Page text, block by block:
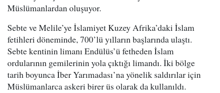
Müslümanlardan oluşuyor.
Sebte ve Melile’ye İslamiyet Kuzey Afrika’daki İslam
fetihleri döneminde, 700’lü yılların başlarında ulaştı.
Sebte kentinin limanı Endülüs’ü fetheden İslam
ordularının gemilerinin yola çıktığı limandı. İki bölge
tarih boyunca İber Yarımadası’na yönelik saldırılar için
Müslümanlarca askeri birer üs olarak da kullanıldı.